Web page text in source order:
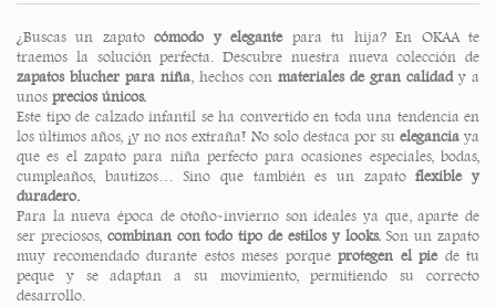
¿Buscas un zapatocómodo y elegantepara tu hija? En OKAA te
traemos la solución perfecta. Descubre nuestra nueva colección de
zapatos blucher para niña , hechos con materiales de gran calidad y a
unos precios únicos.
Este tipo de calzado infantil se ha convertido en toda una tendencia en
los últimos años, ¡y no nos extraña! No solo destaca por su eleganciaya
que es el zapato para niña perfecto para ocasiones especiales, bodas,
cumpleaños, bautizos… Sino que también es un zapatoflexible y
duradero.
Para la nueva época de otoño-invierno son ideales ya que, aparte de
ser preciosos, combinan con todo tipo de estilos y looks.Son un zapato
muy recomendado durante estos meses porque protegen el pie de tu
peque y se adaptan a su movimiento, permitiendo su correcto
desarrollo.